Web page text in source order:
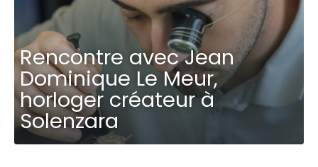
Rencontre avec Jean
Dominique Le Meur,
horloger créateur à
Solenzara